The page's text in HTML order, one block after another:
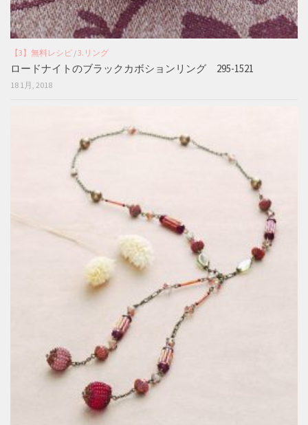
【3】無料レシピ /3.リング
ロードナイトのブラックカボションリング 295-1521
18 1月, 2018